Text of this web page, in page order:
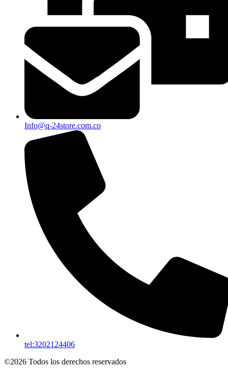
Info@q-24store.com.co
tel:3202124406
©2026 Todos los derechos reservados